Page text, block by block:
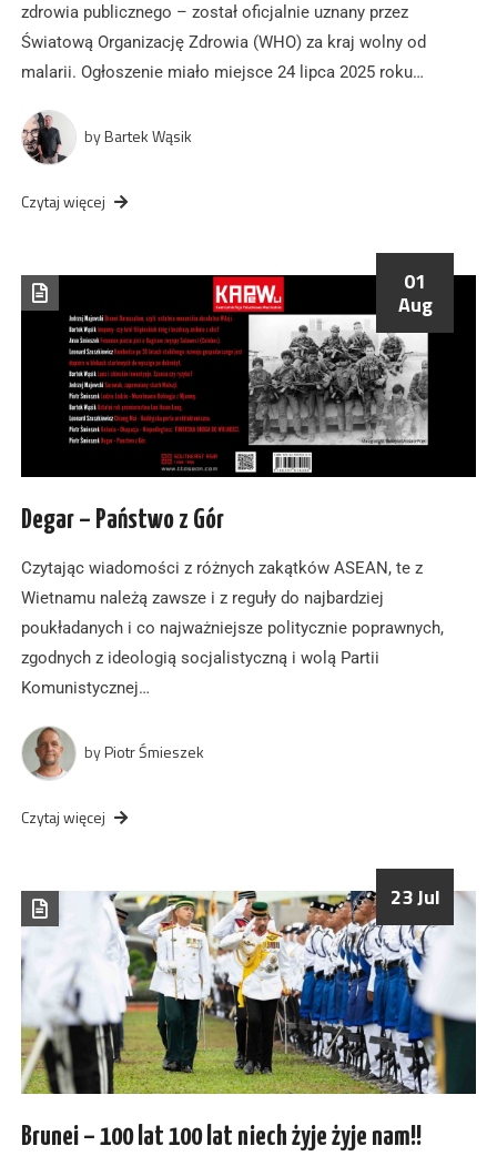
zdrowia publicznego – został oficjalnie uznany przez
Światową Organizację Zdrowia (WHO) za kraj wolny od
malarii. Ogłoszenie miało miejsce 24 lipca 2025 roku…
byBartek Wąsik
Czytaj więcej
01
Aug
Degar – Państwo z Gór
Czytając wiadomości z różnych zakątków ASEAN, te z
Wietnamu należą zawsze i z reguły do najbardziej
poukładanych i co najważniejsze politycznie poprawnych,
zgodnych z ideologią socjalistyczną i wolą Partii
Komunistycznej…
byPiotr Śmieszek
Czytaj więcej
23 Jul
Brunei – 100 lat 100 lat niech żyje żyje nam!!